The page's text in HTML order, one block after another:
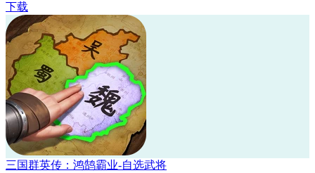
下载
三国群英传：鸿鹄霸业-自选武将